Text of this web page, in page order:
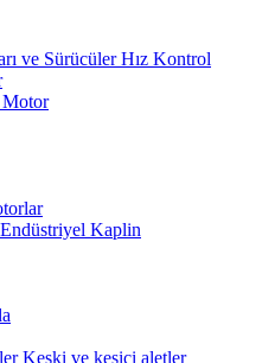
Hız Kontrol
Endüstriyel Kaplin
Keski ve kesici aletler